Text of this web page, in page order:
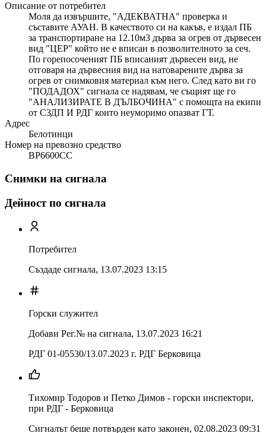
Описание от потребител
Моля да извършите, "АДЕКВАТНА" проверка и
съставите АУАН. В качеството си на какъв, е издал ПБ
за транспортиране на 12.10м3 дърва за огрев от дървесен
вид "ЦЕР" който не е вписан в позволителното за сеч.
По горепосоченият ПБ вписаният дървесен вид, не
отговаря на дървесния вид на натоварените дърва за
огрев от снимковия материал към него. След като ви го
"ПОДАДОХ" сигнала се надявам, че същият ще го
"АНАЛИЗИРАТЕ В ДЪЛБОЧИНА" с помощта на екипи
от СЗДП И РДГ които неуморимо опазват ГТ.
Адрес
Белотинци
Номер на превозно средство
ВР6600СС
Снимки на сигнала
Дейност по сигнала
Потребител
Създаде сигнала, 13.07.2023 13:15
Горски служител
Добави Рег.№ на сигнала, 13.07.2023 16:21
РДГ 01-05530/13.07.2023 г. РДГ Берковица
Тихомир Тодоров и Петко Димов - горски инспектори,
при РДГ - Берковица
Сигналът беше потвърден като законен, 02.08.2023 09:31